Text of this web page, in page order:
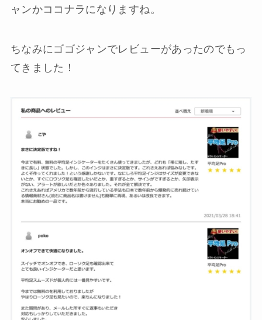
ャンかココナラになりますね。
ちなみにゴゴジャンでレビューがあったのでもっ
てきました！